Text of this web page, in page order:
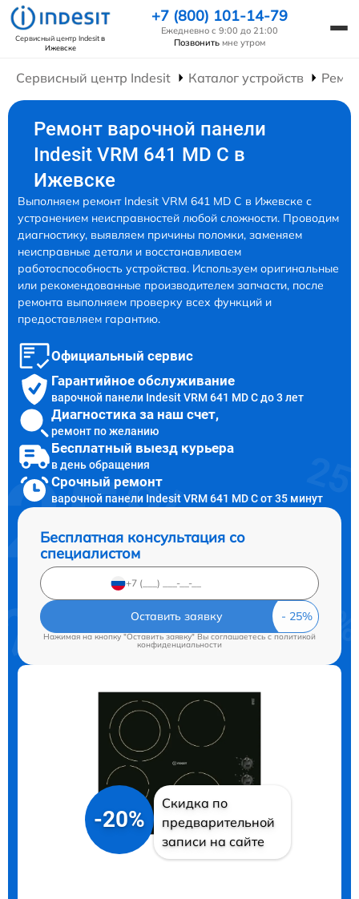
Сервисный центр Indesitв
Ижевске
+7 (800) 101-14-79
Ежедневно с 9:00 до 21:00
Позвонить мне утром
Сервисный центр Indesit Каталог устройств
Ремонт варочной панели
Indesit VRM 641 MD C в
Ижевске
Выполняем ремонт Indesit VRM 641 MD C в Ижевске с
устранением неисправностей любой сложности. Проводим
диагностику, выявляем причины поломки, заменяем
неисправные детали и восстанавливаем
работоспособность устройства. Используем оригинальные
или рекомендованные производителем запчасти, после
ремонта выполняем проверку всех функций и
предоставляем гарантию.
Официальный сервис
Гарантийное обслуживание
варочной панели Indesit VRM 641 MD C до 3 лет
Диагностика за наш счет,
ремонт по желанию
Бесплатный выезд курьера
в день обращения
Срочный ремонт
варочной панели Indesit VRM 641 MD C от 35 минут
Бесплатная консультация со
специалистом
Оставить заявку
Нажимая на кнопку "Оставить заявку" Вы соглашаетесь cполитикой
конфиденциальности
-20%
Скидка по
предварительной
записи на сайте